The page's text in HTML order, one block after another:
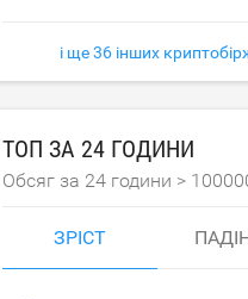
і ще 36 інших
ТОП ЗА 24 ГОДИНИ
Обсяг за 24 години >
ЗРІСТ